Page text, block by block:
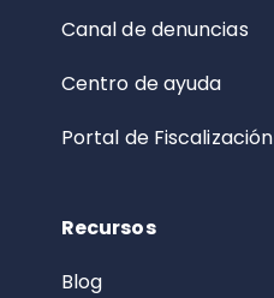
Canal de denuncias
Centro de ayuda
Portal de
Recursos
Blog